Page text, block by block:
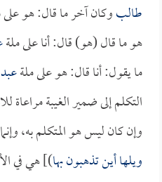
طالبوكان آخر ما قال: هو
هو ما قال (هو) قال: أنا على ملة
ما يقول: أنا قال: هو على ملة
التكلم إلى ضمير الغيبة مراعاة
وإن كان ليس هو المتكلم به،
ويلها أين تذهبون بها)] هي في